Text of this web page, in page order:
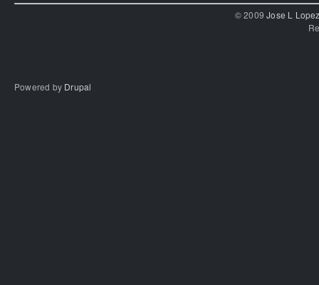
© 2009Jose L
Powered by Drupal